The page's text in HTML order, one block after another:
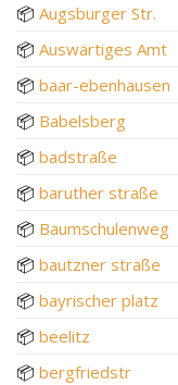
📦 Augsburger Str.
📦 Auswärtiges Amt
📦 baar-ebenhausen
📦 Babelsberg
📦 badstraße
📦 baruther straße
📦 Baumschulenweg
📦 bautzner straße
📦 bayrischer platz
📦 beelitz
📦 bergfriedstr